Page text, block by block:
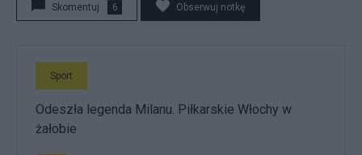
Skomentuj 6 Obserwuj notkę
Sport
Odeszła legenda Milanu. Piłkarskie Włochy w
żałobie